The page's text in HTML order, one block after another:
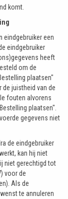
komt.
eindgebruiker een
eindgebruiker
heeft
om de
plaatsen"
juistheid van de
fouten alvorens
plaatsen".
gegevens niet
de eindgebruiker
kan hij niet
niet gerechtigd tot
voor de
Als de
te annuleren